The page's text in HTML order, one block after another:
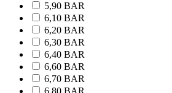
5,90 BAR
6,10 BAR
6,20 BAR
6,30 BAR
6,40 BAR
6,60 BAR
6,70 BAR